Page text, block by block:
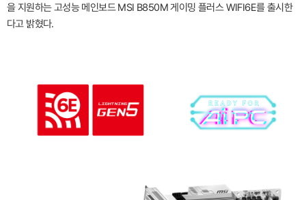
을 지원하는 고성능 메인보드 MSI B850M 게이밍 플러스 WIFI6E를 출시한
다고 밝혔다.